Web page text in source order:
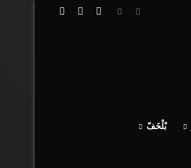
تسجيل الدخول
مقال عشوائي
بْلْخَفّ